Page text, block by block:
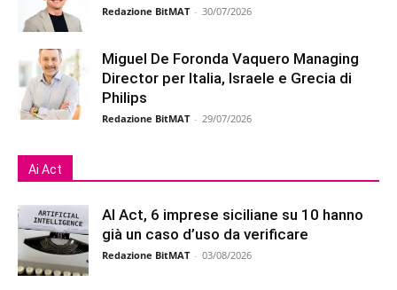
Redazione BitMAT - 30/07/2026
Miguel De Foronda Vaquero Managing
Director per Italia, Israele e Grecia di
Philips
Redazione BitMAT - 29/07/2026
Ai Act
AI Act, 6 imprese siciliane su 10 hanno
già un caso d’uso da verificare
Redazione BitMAT - 03/08/2026